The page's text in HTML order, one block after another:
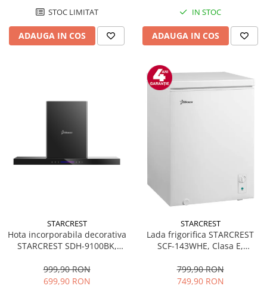
STOC LIMITAT
ADAUGA IN COS
IN STOC
ADAUGA IN COS
STARCREST
Hota incorporabila decorativa
STARCREST SDH-9100BK,
Control touch, Iluminare LED,
Clasa A+, 90cm, Negru + Sticla
999,90 RON
699,90 RON
STARCREST
Lada frigorifica STARCREST
SCF-143WHE, Clasa E,
convertibil - functie frigider,
Termostat reglabil, Alb
799,90 RON
749,90 RON